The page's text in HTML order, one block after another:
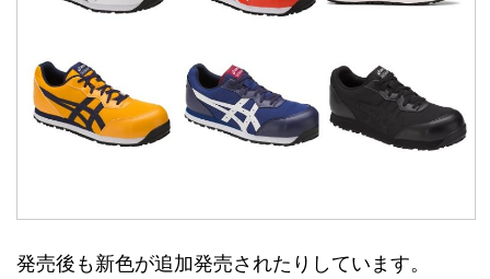
発売後も新色が追加発売されたりしています。